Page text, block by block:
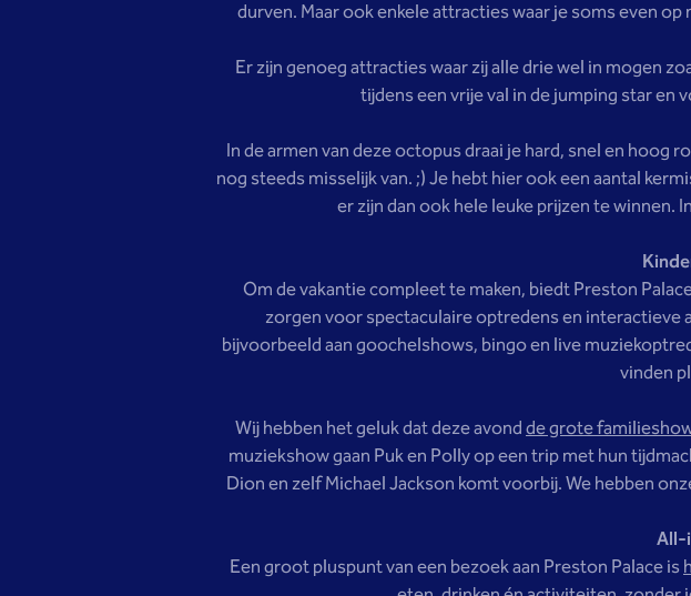
durven. Maar ook enkele attracties waar je soms even
Er zijn genoeg attracties waar zij alle drie wel in mogen
tijdens een vrije val in de jumping star
In de armen van deze octopus draai je hard, snel en hoog
nog steeds misselijk van. ;) Je hebt hier ook een aantal
er zijn dan ook hele leuke prijzen te winnen.
Om de vakantie compleet te maken, biedt Preston
zorgen voor spectaculaire optredens en
bijvoorbeeld aan goochelshows, bingo en live
vinden
Wij hebben het geluk dat deze avondde grote
muziekshow gaan Puk en Polly op een trip met hun
Dion en zelf Michael Jackson komt voorbij. We hebben
All-
Een groot pluspunt van een bezoek aan Preston Palace is